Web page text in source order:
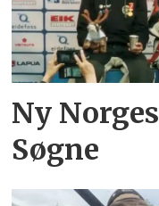
Ny
Søgne